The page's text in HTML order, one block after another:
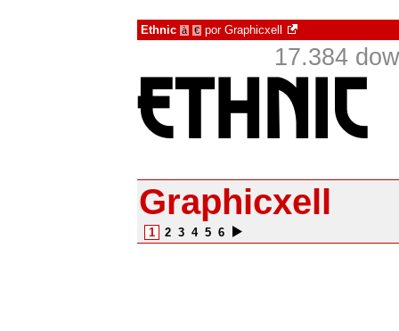
Ethnic à € por Graphicxell
17.384
Graphicxell
1 2 3 4 5 6